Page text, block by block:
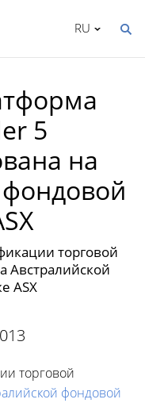
RU
5
на
торговой
Австралийской
ASX
торговой
фондовой